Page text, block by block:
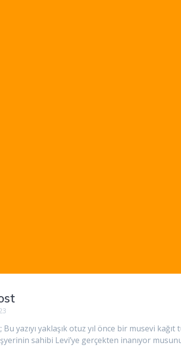
Bu yazıyı yaklaşık otuz yıl önce bir musevi kağıt
sahibi Levi’ye gerçekten inanıyor